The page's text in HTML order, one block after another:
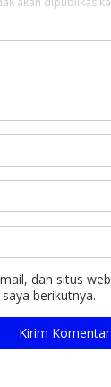
dan situs
berikutnya.